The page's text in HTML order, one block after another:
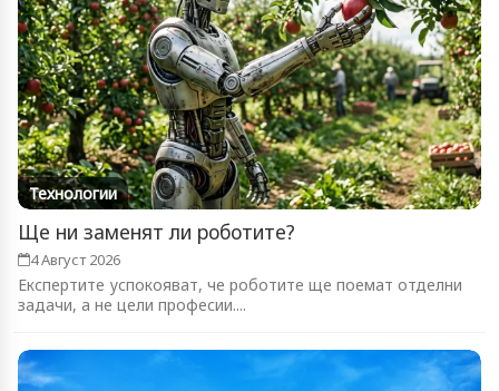
Технологии
Ще ни заменят ли роботите?
4 Август 2026
Експертите успокояват, че роботите ще поемат отделни
задачи, а не цели професии....